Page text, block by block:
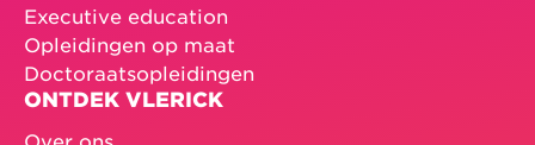
Executive education
Opleidingen op maat
Doctoraatsopleidingen
ONTDEK VLERICK
Over ons